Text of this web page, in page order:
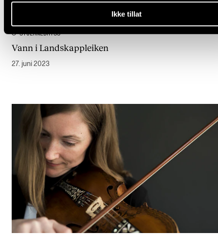
Ikke tillat
STJERNEDRYSS
Vann i Landskappleiken
27. juni 2023